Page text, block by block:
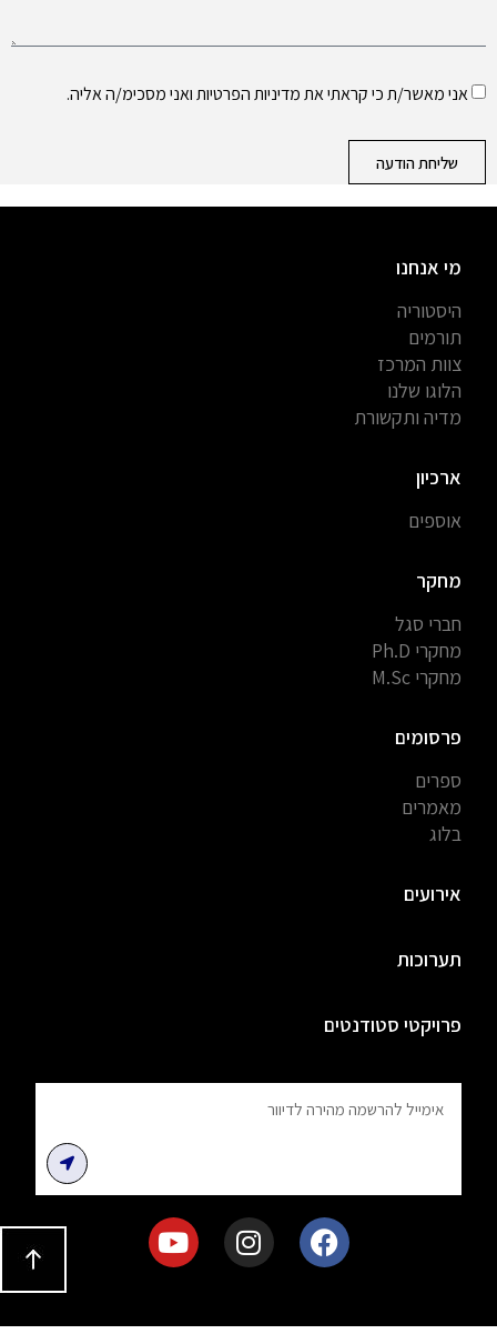
אני מאשר/ת כי קראתי אתמדיניות הפרטיותואני מסכימ/ה אליה.
שליחת הודעה
מי אנחנו
היסטוריה
תורמים
צוות המרכז
הלוגו שלנו
מדיה ותקשורת
ארכיון
אוספים
מחקר
חברי סגל
מחקרי Ph.D
מחקרי M.Sc
פרסומים
ספרים
מאמרים
בלוג
אירועים
תערוכות
פרויקטי סטודנטים